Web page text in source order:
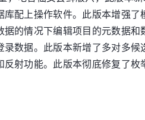
配上操作软件。此版本增强了
的情况下编辑项目的元数据和
数据。此版本新增了多对多候
射功能。此版本彻底修复了枚